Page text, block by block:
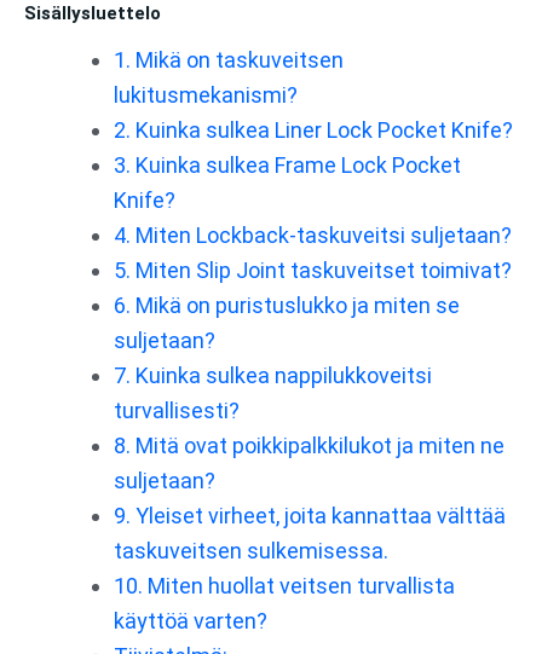
Sisällysluettelo
1. Mikä on taskuveitsen
lukitusmekanismi?
2. Kuinka sulkea Liner Lock Pocket Knife?
3. Kuinka sulkea Frame Lock Pocket
Knife?
4. Miten Lockback-taskuveitsi suljetaan?
5. Miten Slip Joint taskuveitset toimivat?
6. Mikä on puristuslukko ja miten se
suljetaan?
7. Kuinka sulkea nappilukkoveitsi
turvallisesti?
8. Mitä ovat poikkipalkkilukot ja miten ne
suljetaan?
9. Yleiset virheet, joita kannattaa välttää
taskuveitsen sulkemisessa.
10. Miten huollat veitsen turvallista
käyttöä varten?